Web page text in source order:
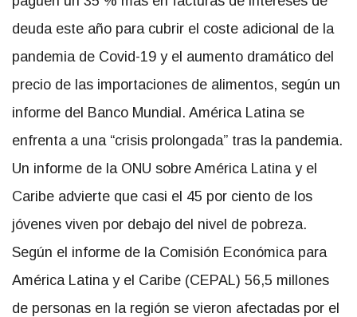
deuda este año para cubrir el coste adicional de la
pandemia de Covid-19 y el aumento dramático del
precio de las importaciones de alimentos, según un
informe del Banco Mundial. América Latina se
enfrenta a una “crisis prolongada” tras la pandemia.
Un informe de la ONU sobre América Latina y el
Caribe advierte que casi el 45 por ciento de los
jóvenes viven por debajo del nivel de pobreza.
Según el informe de la Comisión Económica para
América Latina y el Caribe (CEPAL) 56,5 millones
de personas en la región se vieron afectadas por el